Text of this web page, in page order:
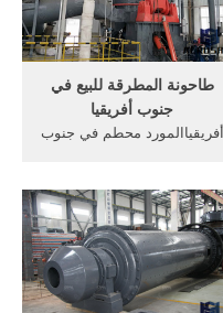
طاحونة المطرقة للبيع في
جنوب أفريقيا
أفريقياالمورد محطم في جنوب
في جنوب أفريقيا ...